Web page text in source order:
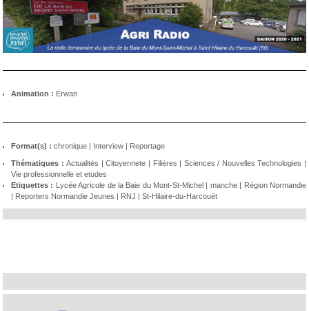
Animation : Erwan
Format(s) : chronique | Interview | Reportage
Thématiques :Actualités |Citoyennete | Filières | Sciences / Nouvelles Technologies |
Vie professionnelle et etudes
Etiquettes : Lycée Agricole de la Baie du Mont-St-Michel | manche| Région Normandie
| Reporters Normandie Jeunes | RNJ | St-Hilaire-du-Harcouët